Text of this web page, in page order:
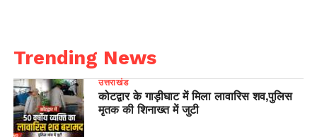
Trending News
उत्तराखंड
कोटद्वार के गाड़ीघाट में मिला लावारिस शव,पुलिस
मृतक की शिनाख्त में जुटी